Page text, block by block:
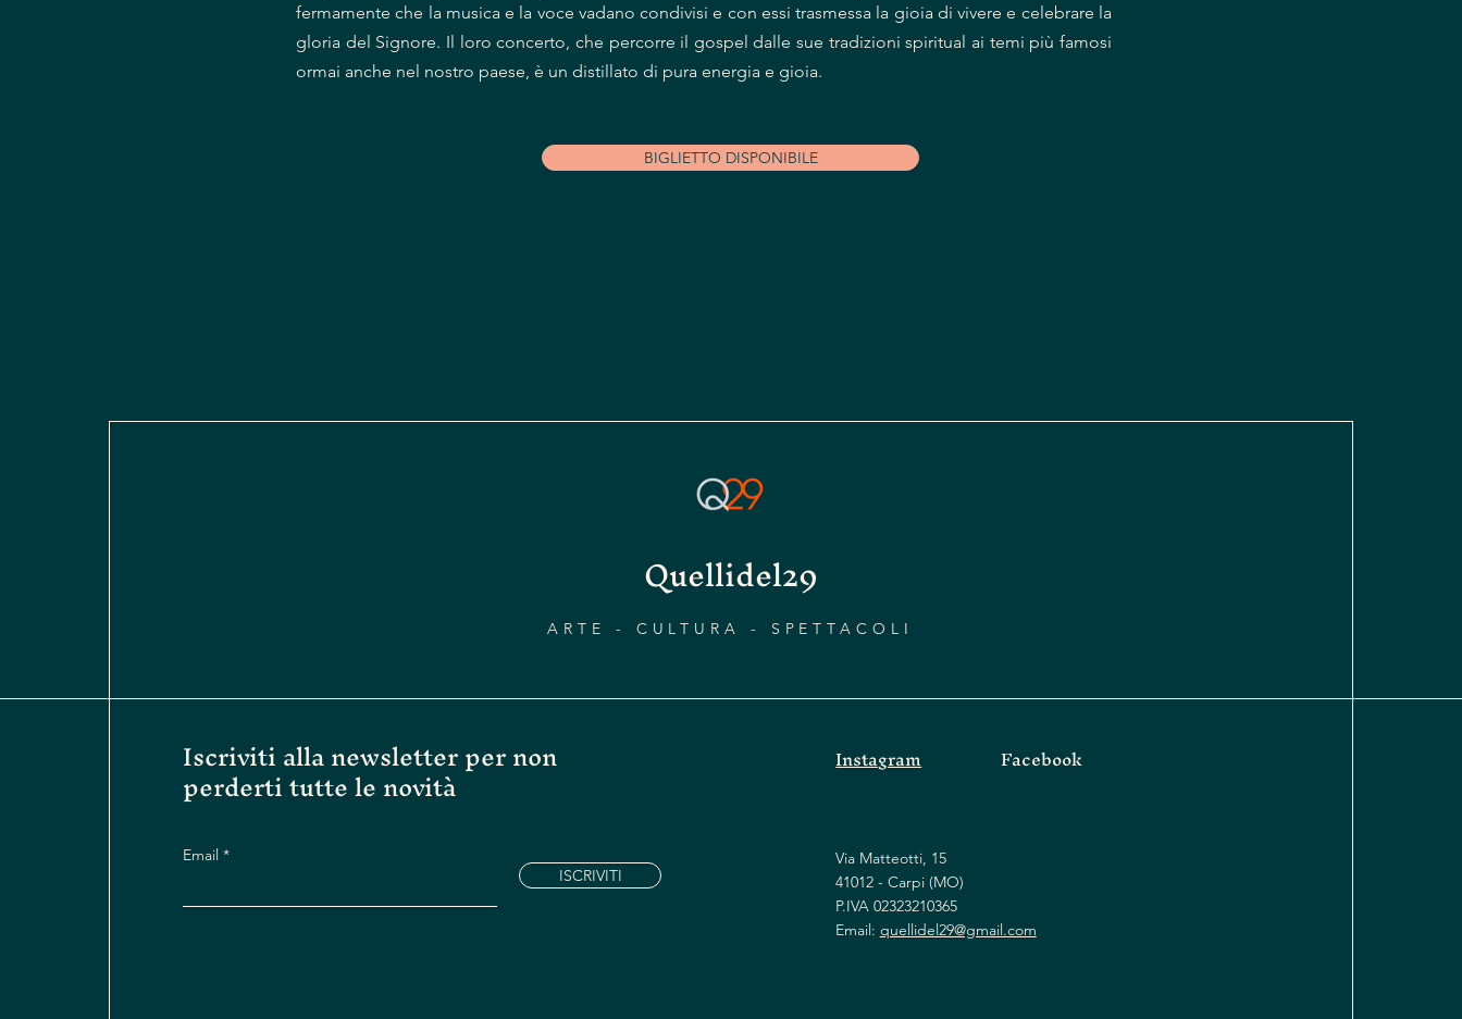
fermamente che la musica e la voce vadano condivisi e con essi trasmessa la gioia di vivere e celebrare la
gloria del Signore. Il loro concerto, che percorre il gospel dalle sue tradizioni spiritual ai temi più famosi
ormai anche nel nostro paese, è un distillato di pura energia e gioia.
BIGLIETTO DISPONIBILE
Quellidel29
ARTE - CULTURA - SPETTACOLI
Iscriviti alla newsletter per non
perderti tutte le novità
Email
ISCRIVITI
Instagram Facebook
Via Matteotti, 15
41012 - Carpi (MO)
P.IVA 02323210365
Email: quellidel29@gmail.com